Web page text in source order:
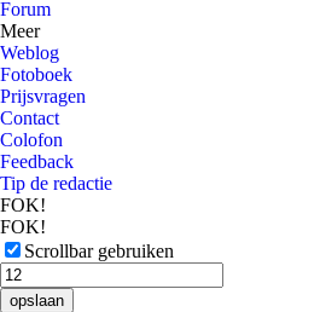
Forum
Meer
Weblog
Fotoboek
Prijsvragen
Contact
Colofon
Feedback
Tip de redactie
FOK!
FOK!
Scrollbar gebruiken
opslaan